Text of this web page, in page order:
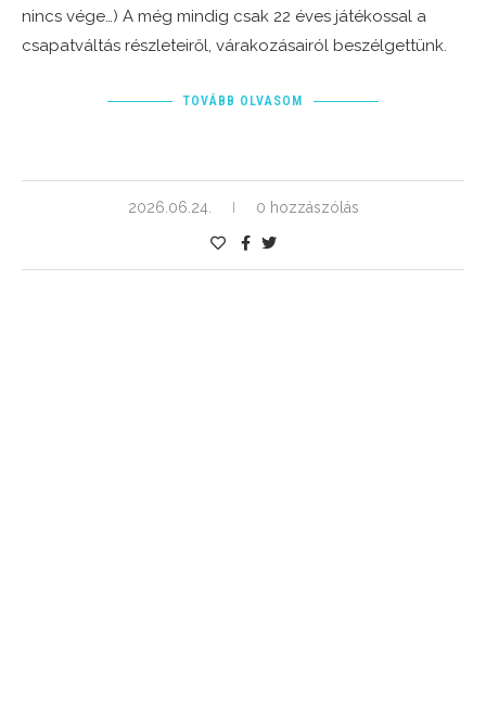
nincs vége…) A még mindig csak 22 éves játékossal a
csapatváltás részleteiről, várakozásairól beszélgettünk.
TOVÁBB OLVASOM
2026.06.24. 0 hozzászólás